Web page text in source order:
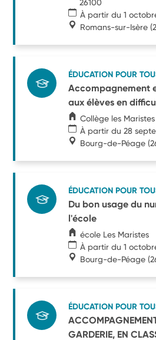
26100
À partir du 1
Romans-sur-Isère
ÉDUCATION POUR
Accompagnement
aux élèves en
Collège les Maristes
À partir du 28
Bourg-de-Péage
ÉDUCATION POUR
Du bon usage du
l'école
école Les Maristes
À partir du 1
Bourg-de-Péage
ÉDUCATION POUR
GARDERIE, EN